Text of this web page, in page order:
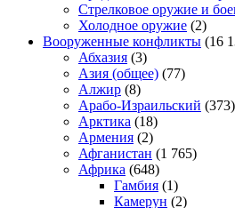
Стрелковое оружие и
Холодное оружие (2)
Вооруженные конфликты (16
Абхазия (3)
Азия (общее) (77)
Алжир (8)
Арабо-Израильский (373)
Арктика (18)
Армения (2)
Афганистан (1 765)
Африка (648)
Гамбия (1)
Камерун (2)